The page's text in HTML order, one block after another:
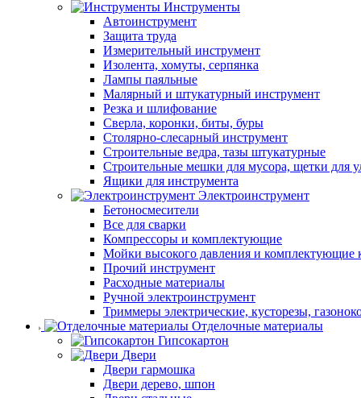
Инструменты
Автоинструмент
Защита труда
Измерительный инструмент
Изолента, хомуты, серпянка
Лампы паяльные
Малярный и штукатурный инструмент
Резка и шлифование
Сверла, коронки, биты, буры
Столярно-слесарный инструмент
Строительные ведра, тазы штукатурные
Строительные мешки для мусора, щетки для
Ящики для инструмента
Электроинструмент
Бетоносмесители
Все для сварки
Компрессоры и комплектующие
Мойки высокого давления и комплектующие
Прочий инструмент
Расходные материалы
Ручной электроинструмент
Триммеры электрические, кусторезы,
Отделочные материалы
Гипсокартон
Двери
Двери гармошка
Двери дерево, шпон